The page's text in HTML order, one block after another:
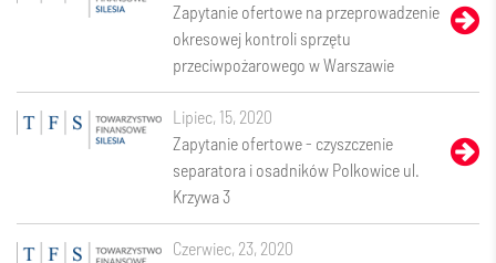
Zapytanie ofertowe na przeprowadzenie
okresowej kontroli sprzętu
przeciwpożarowego w Warszawie
lipiec, 15, 2020
Zapytanie ofertowe - czyszczenie
separatora i osadników Polkowice ul.
Krzywa 3
czerwiec, 23, 2020